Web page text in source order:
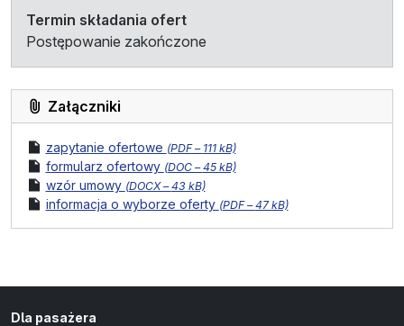
Termin składania ofert
Postępowanie zakończone
Załączniki
plik
zapytanie ofertowe (format pliku:
PDF – rozmiar pliku:
111 kB)
plik
formularz ofertowy (format pliku:
DOC – rozmiar pliku:
45 kB)
plik
wzór umowy (format pliku:
DOCX – rozmiar pliku:
43 kB)
plik
informacja o wyborze oferty (format pliku:
PDF – rozmiar pliku:
47 kB)
Dla pasażera